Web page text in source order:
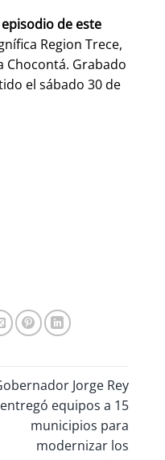
de este
Region Trece,
Chocontá. Grabado
el sábado 30 de
Jorge Rey
entregó equipos a 15
municipios para
modernizar los